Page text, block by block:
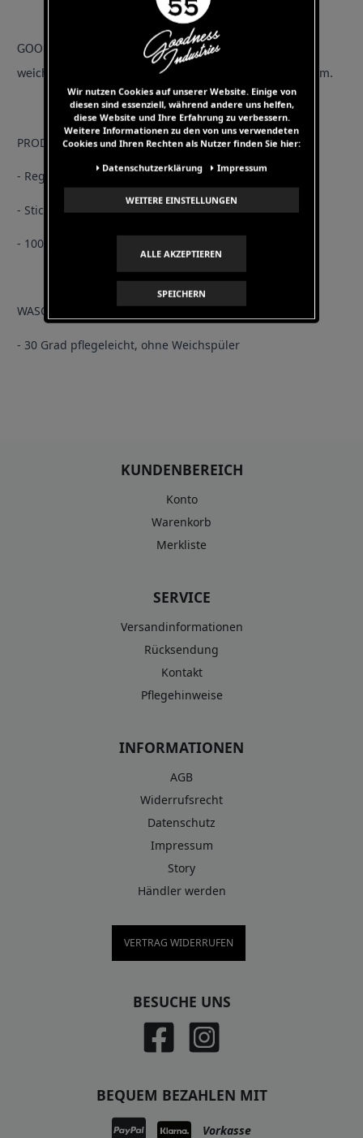
GOODNESS T-Shirt aus 100% Pima-Baumwolle. Dank des
weichem Tragegefühls ist es den ganzen Tag super bequem.
PRODUKT DETAILS
- Regular Fit
- Stick Logo
- 100% Pima-Baumwolle
WASCHHINWEISE
- 30 Grad pflegeleicht, ohne Weichspüler
KUNDENBEREICH
Konto
Warenkorb
Merkliste
SERVICE
Versandinformationen
Rücksendung
Kontakt
Pflegehinweise
INFORMATIONEN
AGB
Widerrufsrecht
Datenschutz
Impressum
Story
Händler werden
VERTRAG WIDERRUFEN
BESUCHE UNS
BEQUEM BEZAHLEN MIT
Vorkasse
Wir nutzen Cookies auf unserer Website. Einige von
diesen sind essenziell, während andere uns helfen,
diese Website und Ihre Erfahrung zu verbessern.
Weitere Informationen zu den von uns verwendeten
Cookies und Ihren Rechten als Nutzer finden Sie hier:
Daten­schutz­erklärung
Impressum
WEITERE EINSTELLUNGEN
ALLE AKZEPTIEREN
SPEICHERN